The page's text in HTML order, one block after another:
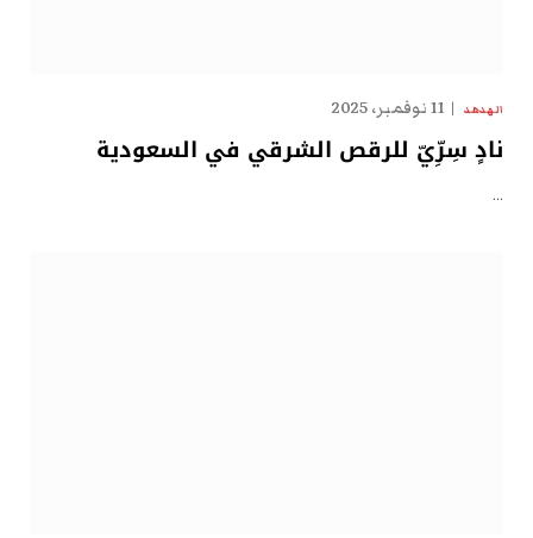
الهدهد 11 نوفمبر، 2025
نادٍ سِرِّيّ للرقص الشرقي في السعودية
…